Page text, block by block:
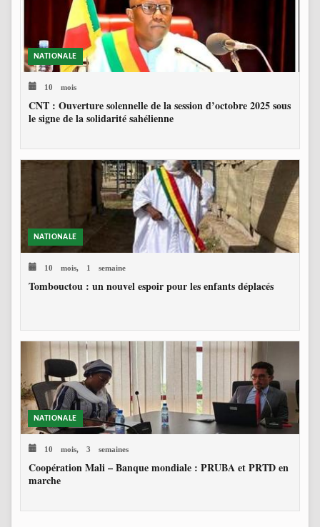
NATIONALE
10 mois
CNT : Ouverture solennelle de la session d’octobre 2025 sous
le signe de la solidarité sahélienne
NATIONALE
10 mois, 1 semaine
Tombouctou : un nouvel espoir pour les enfants déplacés
NATIONALE
10 mois, 3 semaines
Coopération Mali – Banque mondiale : PRUBA et PRTD en
marche